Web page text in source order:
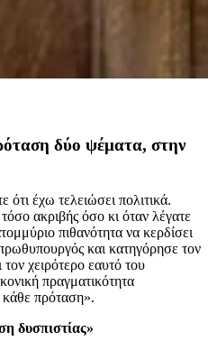
δύο ψέματα, στην
έχω τελειώσει πολιτικά.
ακριβής όσο κι όταν λέγατε
πιθανότητα να κερδίσει
και κατηγόρησε τον
χειρότερο εαυτό του
πραγματικότητα
πρόταση».
δυσπιστίας»